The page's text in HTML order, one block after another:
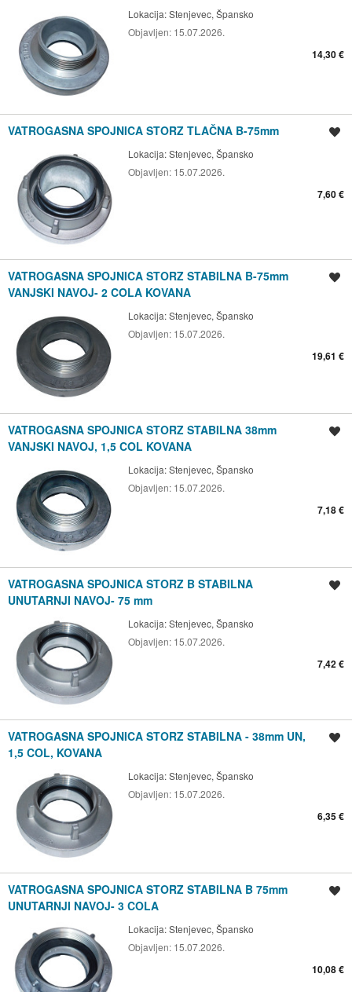
Lokacija:Stenjevec, Špansko
Objavljen: 15.07.2026.
14,30 €
VATROGASNA SPOJNICA STORZ TLAČNA B-75mm
Lokacija:Stenjevec, Špansko
Objavljen: 15.07.2026.
7,60 €
VATROGASNA SPOJNICA STORZ STABILNA B-75mm
VANJSKI NAVOJ- 2 COLA KOVANA
Lokacija:Stenjevec, Špansko
Objavljen: 15.07.2026.
19,61 €
VATROGASNA SPOJNICA STORZ STABILNA 38mm
VANJSKI NAVOJ, 1,5 COL KOVANA
Lokacija:Stenjevec, Špansko
Objavljen: 15.07.2026.
7,18 €
VATROGASNA SPOJNICA STORZ B STABILNA
UNUTARNJI NAVOJ- 75 mm
Lokacija:Stenjevec, Špansko
Objavljen: 15.07.2026.
7,42 €
VATROGASNA SPOJNICA STORZ STABILNA - 38mm UN,
1,5 COL, KOVANA
Lokacija:Stenjevec, Špansko
Objavljen: 15.07.2026.
6,35 €
VATROGASNA SPOJNICA STORZ STABILNA B 75mm
UNUTARNJI NAVOJ- 3 COLA
Lokacija:Stenjevec, Špansko
Objavljen: 15.07.2026.
10,08 €